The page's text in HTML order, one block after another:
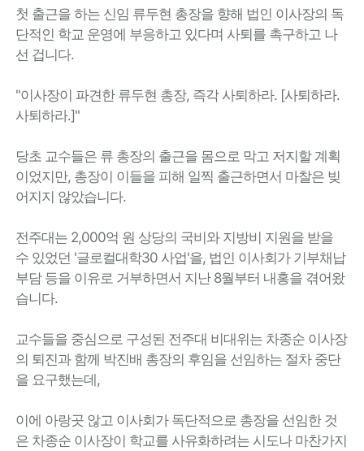
첫 출근을 하는 신임 류두현 총장을 향해 법인 이사장의 독
단적인 학교 운영에 부응하고 있다며 사퇴를 촉구하고 나
선 겁니다.
"이사장이 파견한 류두현 총장, 즉각 사퇴하라. [사퇴하라.
사퇴하라.]"
당초 교수들은 류 총장의 출근을 몸으로 막고 저지할 계획
이었지만, 총장이 이들을 피해 일찍 출근하면서 마찰은 빚
어지지 않았습니다.
전주대는 2,000억 원 상당의 국비와 지방비 지원을 받을
수 있었던 '글로컬대학30 사업'을, 법인 이사회가 기부채납
부담 등을 이유로 거부하면서 지난 8월부터 내홍을 겪어왔
습니다.
교수들을 중심으로 구성된 전주대 비대위는 차종순 이사장
의 퇴진과 함께 박진배 총장의 후임을 선임하는 절차 중단
을 요구했는데,
이에 아랑곳 않고 이사회가 독단적으로 총장을 선임한 것
은 차종순 이사장이 학교를 사유화하려는 시도나 마찬가지